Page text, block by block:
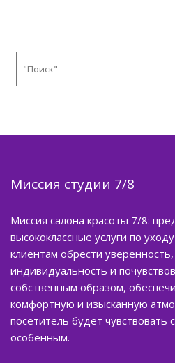
Миссия студии 7/8
Миссия салона красоты 7/8:
высококлассные услуги по
клиентам обрести
индивидуальность и
собственным образом,
комфортную и изысканную
посетитель будет чувствовать
особенным.